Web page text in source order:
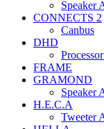
Speaker
CONNECTS 2
Canbus
DHD
FRAME
GRAMOND
Speaker
H.E.C.A
Tweeter